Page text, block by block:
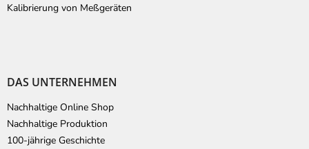
Kalibrierung von Meßgeräten
DAS UNTERNEHMEN
Nachhaltige Online Shop
Nachhaltige Produktion
100-jährige Geschichte